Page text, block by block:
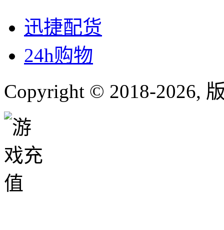
迅捷配货
24h购物
Copyright © 2018-2026,